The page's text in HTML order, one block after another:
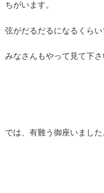
ちがいます。
弦がだるだるになるくらい
みなさんもやって見て下さ
では、有難う御座いました